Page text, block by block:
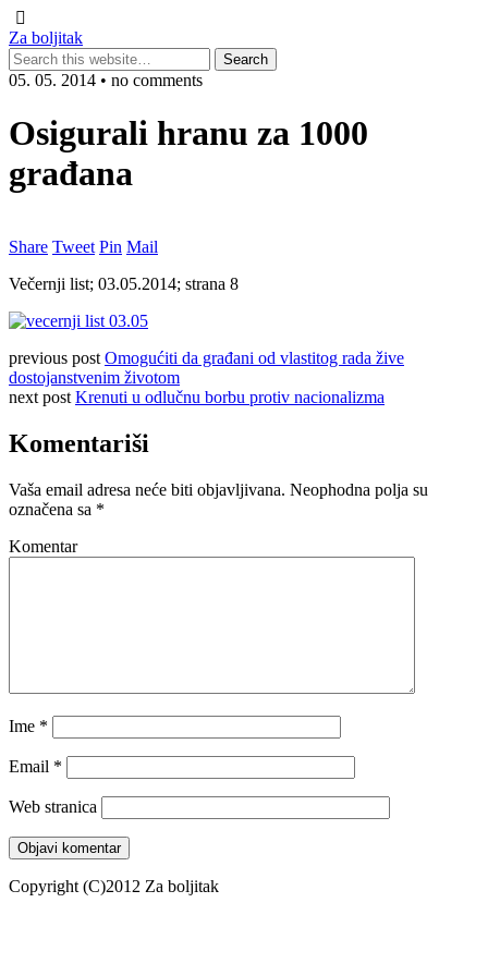
Za boljitak
05. 05. 2014 • no comments
Osigurali hranu za 1000
građana
Share Tweet Pin Mail
Večernji list; 03.05.2014; strana 8
previous post Omogućiti da građani od vlastitog rada žive
dostojanstvenim životom
next post Krenuti u odlučnu borbu protiv nacionalizma
Komentariši
Vaša email adresa neće biti objavljivana. Neophodna polja su
označena sa *
Komentar
Ime *
Email *
Web stranica
Copyright (C)2012 Za boljitak